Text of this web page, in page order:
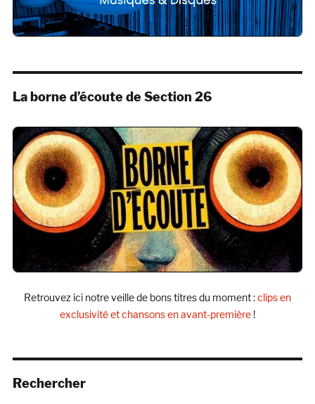
La borne d’écoute de Section 26
Retrouvez ici notre veille de bons titres du moment :clips en
exclusivité et chansons en avant-première !
Rechercher